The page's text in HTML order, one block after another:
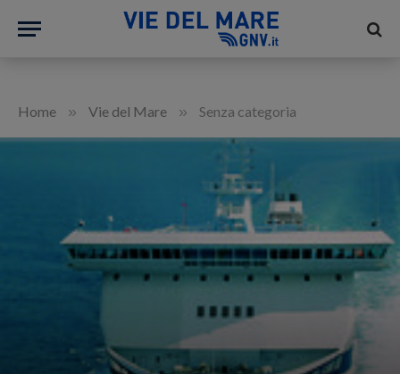
Home » Vie del Mare » Senza categoria